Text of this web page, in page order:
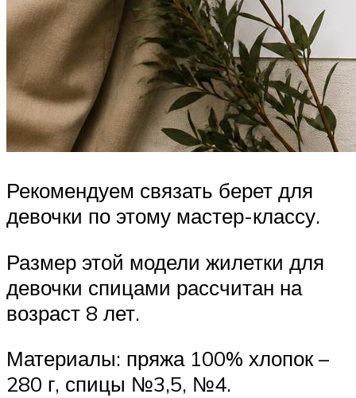
Рекомендуем связать берет для
девочки по этому мастер-классу.
Размер этой модели жилетки для
девочки спицами рассчитан на
возраст 8 лет.
Материалы: пряжа 100% хлопок –
280 г, спицы №3,5, №4.